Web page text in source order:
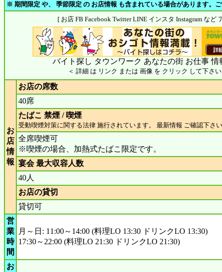
※ 期間限定 や、 季節限定 の お店情報 も含まれている場合があります。
[ お店 FB Facebook Twitter LINE インスタ Instagram など
バイト探し タウンワーク あなたの街 お仕事 情
＜ 詳細 は リンク または 画像 を クリック して下さ
お
店
情
報
お店の席数
40席
たばこ 禁煙 / 喫煙
受動喫煙対策に関する法律 施行されています。 最新情報 ご確認下さ
全席喫煙可
※喫煙の場合、加熱式たばこ限定です。
宴会 最大収容人数
40人
お店の貸切
貸切可
営
業
時
間
月～日: 11:00～14:00 (料理LO 13:30 ドリンクLO 13:30)
17:30～22:00 (料理LO 21:30 ドリンクLO 21:30)
お